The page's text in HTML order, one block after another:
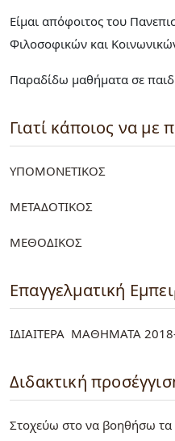
Είμαι απόφοιτος του
Φιλοσοφικών και
Παραδίδω μαθήματα σε
Γιατί κάποιος να με
ΥΠΟΜΟΝΕΤΙΚΟΣ
ΜΕΤΑΔΟΤΙΚΟΣ
ΜΕΘΟΔΙΚΟΣ
Επαγγελματική
ΙΔΙΑΙΤΕΡΑ ΜΑΘΗΜΑΤΑ
Διδακτική
Στοχεύω στο να βοηθήσω τα